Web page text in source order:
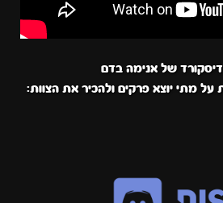
של אנימה בדם
על מתי יוצא פרקים ולהכיר את הצוות: